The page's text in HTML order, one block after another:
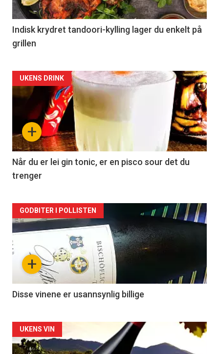
Indisk krydret tandoori-kylling lager du enkelt på
grillen
Forsiden
akkurat
nå
-
2
+
UKENS DRINK
Når du er lei gin tonic, er en pisco sour det du
trenger
Forsiden
akkurat
nå
3
+
GODBITER I POLLISTEN
Disse vinene er usannsynlig billige
Forsiden
UKENS VIN